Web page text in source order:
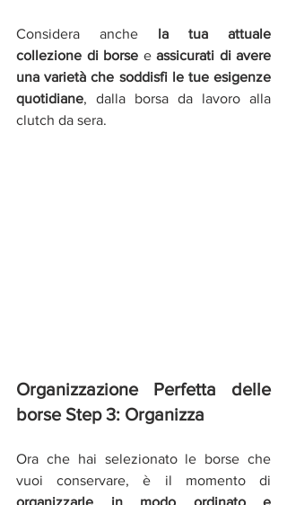
Considera anche la tua attuale
collezione di borse e assicurati di avere
una varietà che soddisfi le tue esigenze
quotidiane, dalla borsa da lavoro alla
clutch da sera.
Organizzazione Perfetta delle
borse Step 3: Organizza
Ora che hai selezionato le borse che
organizzarle in modo ordinato e